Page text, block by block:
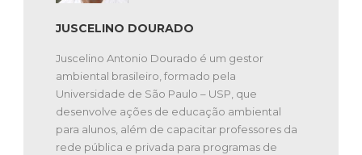
JUSCELINO DOURADO
Juscelino Antonio Dourado é um gestor
ambiental brasileiro, formado pela
Universidade de São Paulo – USP, que
desenvolve ações de educação ambiental
para alunos, além de capacitar professores da
rede pública e privada para programas de